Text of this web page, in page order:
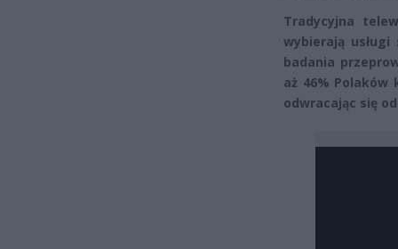
Tradycyjna
wybierają
badania
aż 46% Polaków
odwracając się